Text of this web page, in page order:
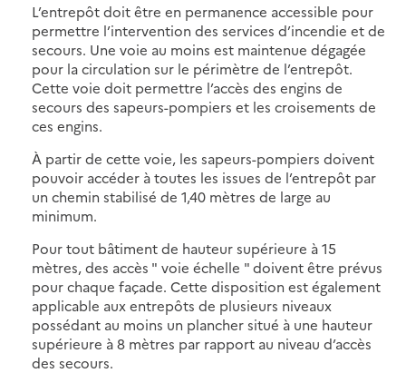
L’entrepôt doit être en permanence accessible pour
permettre l’intervention des services d’incendie et de
secours. Une voie au moins est maintenue dégagée
pour la circulation sur le périmètre de l’entrepôt.
Cette voie doit permettre l’accès des engins de
secours des sapeurs-pompiers et les croisements de
ces engins.
À partir de cette voie, les sapeurs-pompiers doivent
pouvoir accéder à toutes les issues de l’entrepôt par
un chemin stabilisé de 1,40 mètres de large au
minimum.
Pour tout bâtiment de hauteur supérieure à 15
mètres, des accès " voie échelle " doivent être prévus
pour chaque façade. Cette disposition est également
applicable aux entrepôts de plusieurs niveaux
possédant au moins un plancher situé à une hauteur
supérieure à 8 mètres par rapport au niveau d’accès
des secours.